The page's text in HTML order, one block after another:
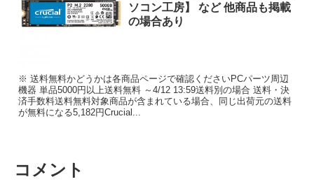
ソコン工房】 など 他商品も掲載
の場合あり
※ 送料無料かどうかは各商品ページで確認くださいPCパーツ周辺
機器 単品5000円以上送料無料 ～4/12 13:59送料別の場合 送料・決
済手数料送料無料対象商品が含まれている場合、同じ出荷元の送料
が無料になる5,182円Crucial...
コメント